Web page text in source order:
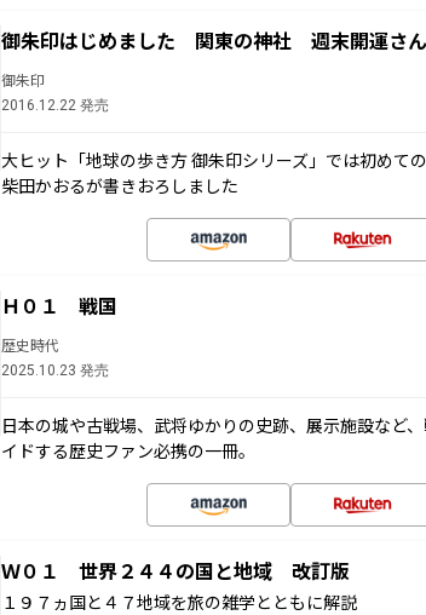
御朱印はじめました 関東の神社 週末開運さ
御朱印
2016.12.22 発売
大ヒット「地球の歩き方 御朱印シリーズ」では初めて
柴田かおるが書きおろしました
Ｈ０１ 戦国
歴史時代
2025.10.23 発売
日本の城や古戦場、武将ゆかりの史跡、展示施設など
イドする歴史ファン必携の一冊。
Ｗ０１ 世界２４４の国と地域 改訂版
１９７ヵ国と４７地域を旅の雑学とともに解説